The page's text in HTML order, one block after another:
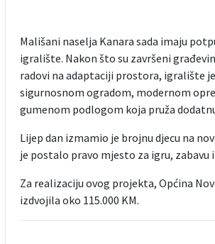
Mališani naselja Kanara sada imaju
igralište. Nakon što su završeni
radovi na adaptaciji prostora, igralište
sigurnosnom ogradom, modernom
gumenom podlogom koja pruža
Lijep dan izmamio je brojnu djecu na
je postalo pravo mjesto za igru, zabavu
Za realizaciju ovog projekta, Općina
izdvojila oko 115.000 KM.